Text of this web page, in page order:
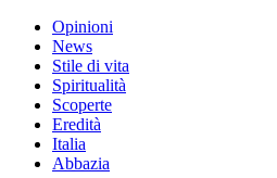
Opinioni
News
Stile di vita
Spiritualità
Scoperte
Eredità
Italia
Abbazia